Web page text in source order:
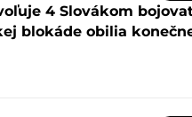
4 Slovákom
blokáde obilia